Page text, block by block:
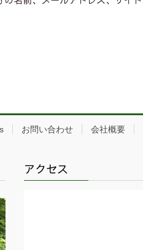
お問い合わせ 会社概要
アクセス